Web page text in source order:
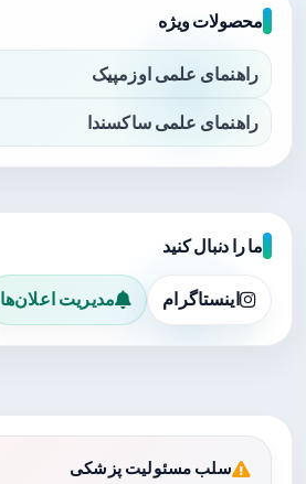
محصولات ویژه
راهنمای علمی اوزمپیک
راهنمای علمی ساکسندا
ما را دنبال کنید
اینستاگرام مدیریت اعلان‌ها
سلب مسئولیت پزشکی